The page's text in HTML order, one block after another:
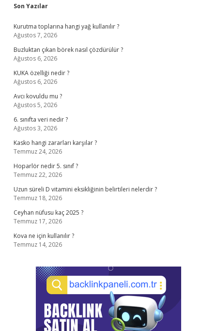
Sidebar
Son Yazılar
Kurutma toplarına hangi yağ kullanılır ?
Ağustos 7, 2026
Buzluktan çıkan börek nasıl çözdürülür ?
Ağustos 6, 2026
KUKA özelliği nedir ?
Ağustos 6, 2026
Avcı kovuldu mu ?
Ağustos 5, 2026
6. sınıfta veri nedir ?
Ağustos 3, 2026
Kasko hangi zararları karşılar ?
Temmuz 24, 2026
Hoparlör nedir 5. sınıf ?
Temmuz 22, 2026
Uzun süreli D vitamini eksikliğinin belirtileri nelerdir ?
Temmuz 18, 2026
Ceyhan nüfusu kaç 2025 ?
Temmuz 17, 2026
Kova ne için kullanılır ?
Temmuz 14, 2026